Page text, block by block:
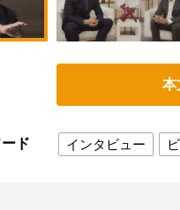
本
ド インタビュー